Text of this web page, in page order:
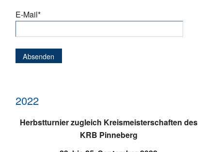
Pflichtfeld
E-Mail*
Absenden
2022
Herbstturnier zugleich Kreismeisterschaften des
KRB Pinneberg